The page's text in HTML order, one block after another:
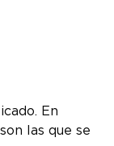
En
las que se